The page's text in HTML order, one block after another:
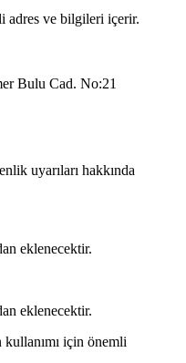
ve bilgileri içerir.
Bulu Cad. No:21
uyarıları hakkında
eklenecektir.
eklenecektir.
için önemli